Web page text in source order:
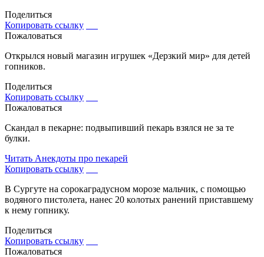
Поделиться
Копировать ссылку
Пожаловаться
Открылся новый магазин игрушек «Дерзкий мир» для детей
гопников.
Поделиться
Копировать ссылку
Пожаловаться
Скандал в пекарне: подвыпивший пекарь взялся не за те
булки.
Читать Анекдоты про пекарей
Копировать ссылку
В Сургуте на сорокаградусном морозе мальчик, с помощью
водяного пистолета, нанес 20 колотых ранений приставшему
к нему гопнику.
Поделиться
Копировать ссылку
Пожаловаться